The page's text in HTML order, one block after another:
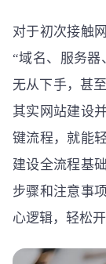
对于初次接触
“域名、服务器
无从下手，甚
其实网站建设
键流程，就能
建设全流程基
步骤和注意事
心逻辑，轻松